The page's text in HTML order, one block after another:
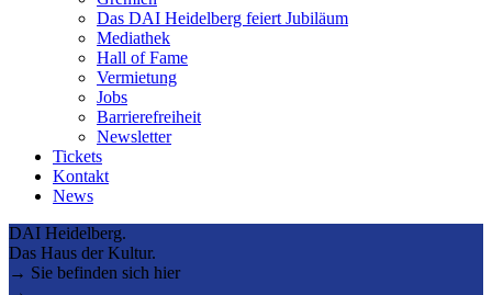
Das DAI Heidelberg feiert Jubiläum
Mediathek
Hall of Fame
Vermietung
Jobs
Barrierefreiheit
Newsletter
Tickets
Kontakt
News
DAI Heidelberg.
Das Haus der Kultur.
→ Sie befinden sich hier